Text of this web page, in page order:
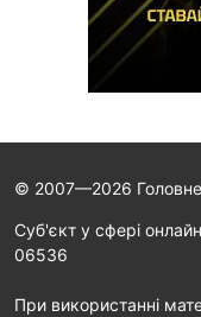
© 2007—2026 Головне
Cуб'єкт у сфері
06536
При використанні